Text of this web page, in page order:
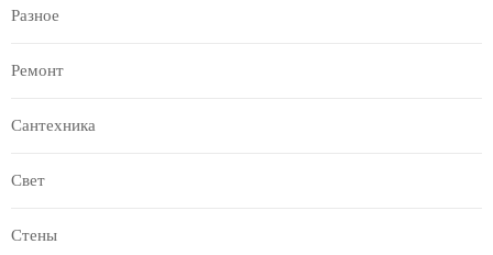
Разное
Ремонт
Сантехника
Свет
Стены